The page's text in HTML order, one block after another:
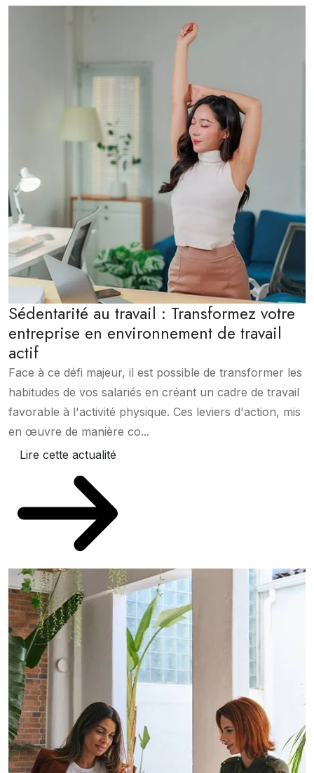
Sédentarité au travail : Transformez votre
entreprise en environnement de travail
actif
Face à ce défi majeur, il est possible de transformer les
habitudes de vos salariés en créant un cadre de travail
favorable à l'activité physique. Ces leviers d'action, mis
en œuvre de manière co...
Lire cette actualité